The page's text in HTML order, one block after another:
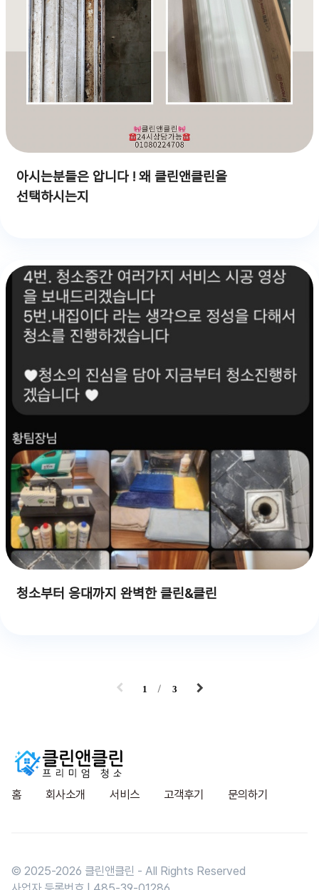
아시는분들은 압니다 ! 왜 클린앤클린을
선택하시는지
청소부터 응대까지 완벽한 클린&클린
1 3
홈 회사소개 서비스 고객후기 문의하기
© 2025-2026 클린앤클린 - All Rights Reserved